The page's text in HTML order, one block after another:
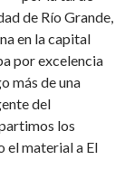
de Río Grande,
en la capital
por excelencia
más de una
del
los
el material a El